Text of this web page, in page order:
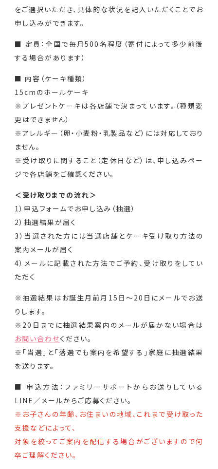
をご選択いただき、具体的な状況を記入いただくことでお
申し込みができます。
■ 定員：全国で毎月500名程度（寄付によって多少前後
する場合があります）
■ 内容（ケーキ種類）
15cmのホールケーキ
※プレゼントケーキは各店舗で決まっています。（種類変
更はできません）
※アレルギー（卵・小麦粉・乳製品など）には対応しており
ません。
※受け取りに関すること（定休日など）は、申し込みペー
ジで各店舗をご確認ください。
＜受け取りまでの流れ＞
1）申込フォームでお申し込み（抽選）
2）抽選結果が届く
3）当選された方には当選店舗とケーキ受け取り方法の
案内メールが届く
4）メールに記載された方法でご予約、受け取りをしてい
ただく
※抽選結果はお誕生月前月15日〜20日にメールでお送
りします。
※20日までに抽選結果案内のメールが届かない場合は
お問い合わせください。
※「当選」と「落選でも案内を希望する」家庭に抽選結果
を送ります。
■ 申込方法：ファミリーサポートからお送りしている
LINE／メールからご応募ください。
※お子さんの年齢、お住まいの地域、これまで受け取った
支援などによって、
対象を絞ってご案内を配信する場合がございますので何
卒ご理解ください。